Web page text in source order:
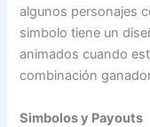
algunos personajes
simbolo tiene un
animados cuando
combinación
Simbolos y Payouts